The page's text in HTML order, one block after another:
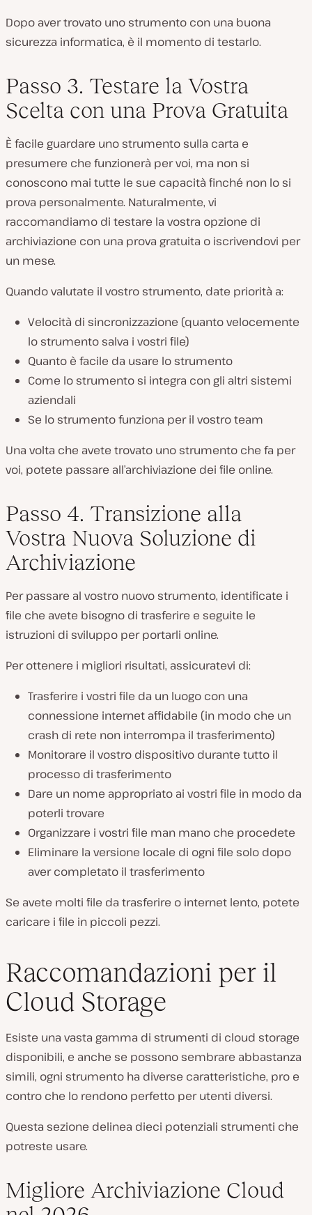
Dopo aver trovato uno strumento con una buona
sicurezza informatica, è il momento di testarlo.
Passo 3. Testare la Vostra
Scelta con una Prova Gratuita
È facile guardare uno strumento sulla carta e
presumere che funzionerà per voi, ma non si
conoscono mai tutte le sue capacità finché non lo si
prova personalmente. Naturalmente, vi
raccomandiamo di testare la vostra opzione di
archiviazione con una prova gratuita o iscrivendovi per
un mese.
Quando valutate il vostro strumento, date priorità a:
Velocità di sincronizzazione (quanto velocemente
lo strumento salva i vostri file)
Quanto è facile da usare lo strumento
Come lo strumento si integra con gli altri sistemi
aziendali
Se lo strumento funziona per il vostro team
Una volta che avete trovato uno strumento che fa per
voi, potete passare all’archiviazione dei file online.
Passo 4. Transizione alla
Vostra Nuova Soluzione di
Archiviazione
Per passare al vostro nuovo strumento, identificate i
file che avete bisogno di trasferire e seguite le
istruzioni di sviluppo per portarli online.
Per ottenere i migliori risultati, assicuratevi di:
Trasferire i vostri file da un luogo con una
connessione internet affidabile (in modo che un
crash di rete non interrompa il trasferimento)
Monitorare il vostro dispositivo durante tutto il
processo di trasferimento
Dare un nome appropriato ai vostri file in modo da
poterli trovare
Organizzare i vostri file man mano che procedete
Eliminare la versione locale di ogni file solo dopo
aver completato il trasferimento
Se avete molti file da trasferire o internet lento, potete
caricare i file in piccoli pezzi.
Raccomandazioni per il
Cloud Storage
Esiste una vasta gamma di strumenti di cloud storage
disponibili, e anche se possono sembrare abbastanza
simili, ogni strumento ha diverse caratteristiche, pro e
contro che lo rendono perfetto per utenti diversi.
Questa sezione delinea dieci potenziali strumenti che
potreste usare.
Migliore Archiviazione Cloud